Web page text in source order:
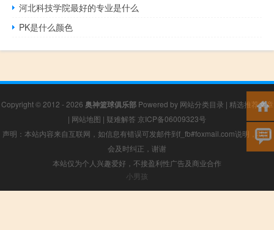
河北科技学院最好的专业是什么
PK是什么颜色
Copyright © 2012 - 2026 奥神篮球俱乐部Powered by 网站分类目录 | 精选推荐文章
| 网站地图 | 疑难解答 京ICP备06009323号
声明：本站内容来自互联网，如信息有错误可发邮件到f_fb#foxmail.com说明，我们
会及时纠正，谢谢
本站仅为个人兴趣爱好，不接盈利性广告及商业合作
小男孩